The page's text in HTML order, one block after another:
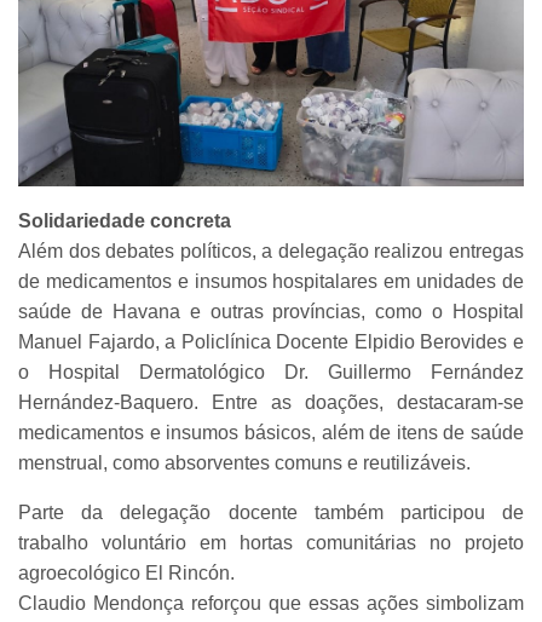
Solidariedade concreta
Além dos debates políticos, a delegação realizou entregas
de medicamentos e insumos hospitalares em unidades de
saúde de Havana e outras províncias, como o Hospital
Manuel Fajardo, a Policlínica Docente Elpidio Berovides e
o Hospital Dermatológico Dr. Guillermo Fernández
Hernández-Baquero. Entre as doações, destacaram-se
medicamentos e insumos básicos, além de itens de saúde
menstrual, como absorventes comuns e reutilizáveis.
Parte da delegação docente também participou de
trabalho voluntário em hortas comunitárias no projeto
agroecológico El Rincón.
Claudio Mendonça reforçou que essas ações simbolizam